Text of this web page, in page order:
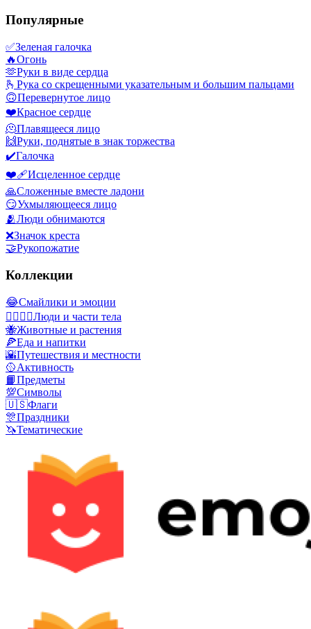
Популярные
✅Зеленая галочка
🔥Огонь
🫶Руки в виде сердца
🫰 Рука со скрещенными указательным и большим пальцами
🙃Перевернутое лицо
❤️Красное сердце
🫠Плавящееся лицо
🙌Руки, поднятые в знак торжества
✔️Галочка
❤️‍🩹Исцеленное сердце
🙏Сложенные вместе ладони
😏Ухмыляющееся лицо
🫂Люди обнимаются
❌Значок креста
🤝Рукопожатие
Коллекции
😂Смайлики и эмоции
👩‍❤️‍💋‍👨Люди и части тела
🐝Животные и растения
🍕Еда и напитки
🌇Путешествия и местности
🥎Активность
📙Предметы
💯Символы
🇺🇸Флаги
🎊Праздники
🦄Тематические